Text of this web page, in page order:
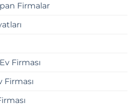
Firmalar
Firması
Firması